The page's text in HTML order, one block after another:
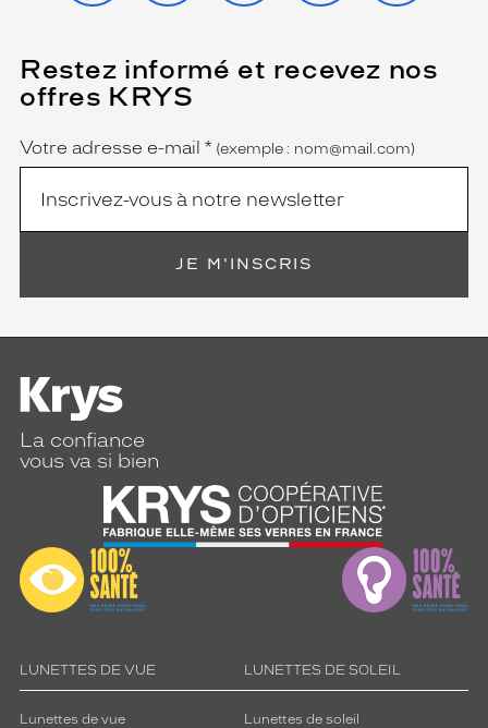
Restez informé et recevez nos
offres KRYS
Name
Votre adresse e-mail *
(Ce
champ
est
obligatoire)
(exemple : nom@mail.com)
JE M'INSCRIS
La confiance
vous va si bien
LUNETTES DE VUE
Lunettes de vue
LUNETTES DE SOLEIL
Lunettes de soleil